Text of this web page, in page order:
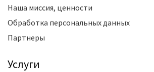
Наша миссия, ценности
Обработка персональных данных
Партнеры
Услуги